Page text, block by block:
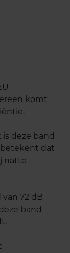
komt
deze band
dat
natte
72 dB
band